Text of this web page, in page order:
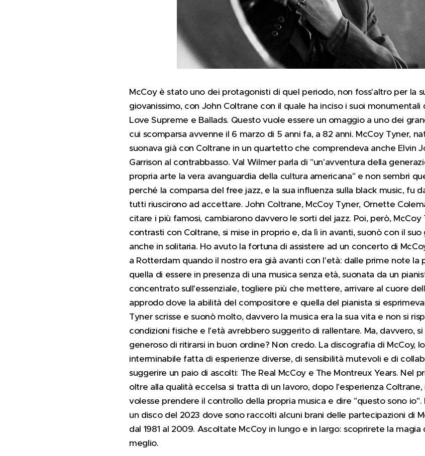
McCoy è stato uno dei protagonisti di quel periodo, non foss'altro per la
giovanissimo, con John Coltrane con il quale ha inciso i suoi monumentali
Love Supreme e Ballads. Questo vuole essere un omaggio a uno dei
cui scomparsa avvenne il 6 marzo di 5 anni fa, a 82 anni. McCoy Tyner,
suonava già con Coltrane in un quartetto che comprendeva anche Elvin
Garrison al contrabbasso. Val Wilmer parla di "un'avventura della
propria arte la vera avanguardia della cultura americana" e non sembri
perché la comparsa del free jazz, e la sua influenza sulla black music, fu
tutti riuscirono ad accettare. John Coltrane, McCoy Tyner, Ornette
citare i più famosi, cambiarono davvero le sorti del jazz. Poi, però,
contrasti con Coltrane, si mise in proprio e, da lì in avanti, suonò con il
anche in solitaria. Ho avuto la fortuna di assistere ad un concerto di
a Rotterdam quando il nostro era già avanti con l'età: dalle prime note la
quella di essere in presenza di una musica senza età, suonata da un
concentrato sull'essenziale, togliere più che mettere, arrivare al cuore
approdo dove la abilità del compositore e quella del pianista si
Tyner scrisse e suonò molto, davvero la musica era la sua vita e non si
condizioni fisiche e l'età avrebbero suggerito di rallentare. Ma, davvero,
generoso di ritirarsi in buon ordine? Non credo. La discografia di McCoy,
interminabile fatta di esperienze diverse, di sensibilità mutevoli e di
suggerire un paio di ascolti: The Real McCoy e The Montreux Years. Nel
oltre alla qualità eccelsa si tratta di un lavoro, dopo l'esperienza
volesse prendere il controllo della propria musica e dire "questo sono
un disco del 2023 dove sono raccolti alcuni brani delle partecipazioni di
dal 1981 al 2009. Ascoltate McCoy in lungo e in largo: scoprirete la
meglio.